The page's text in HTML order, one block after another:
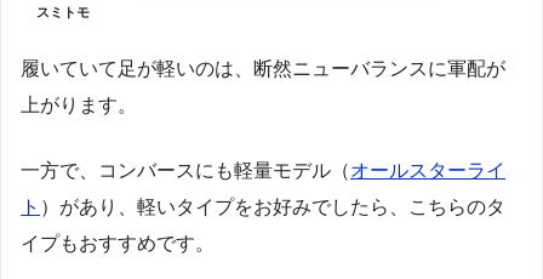
スミトモ
履いていて足が軽いのは、断然ニューバランスに軍配が
上がります。
一方で、コンバースにも軽量モデル（オールスターライ
ト ）があり、軽いタイプをお好みでしたら、こちらのタ
イプもおすすめです。